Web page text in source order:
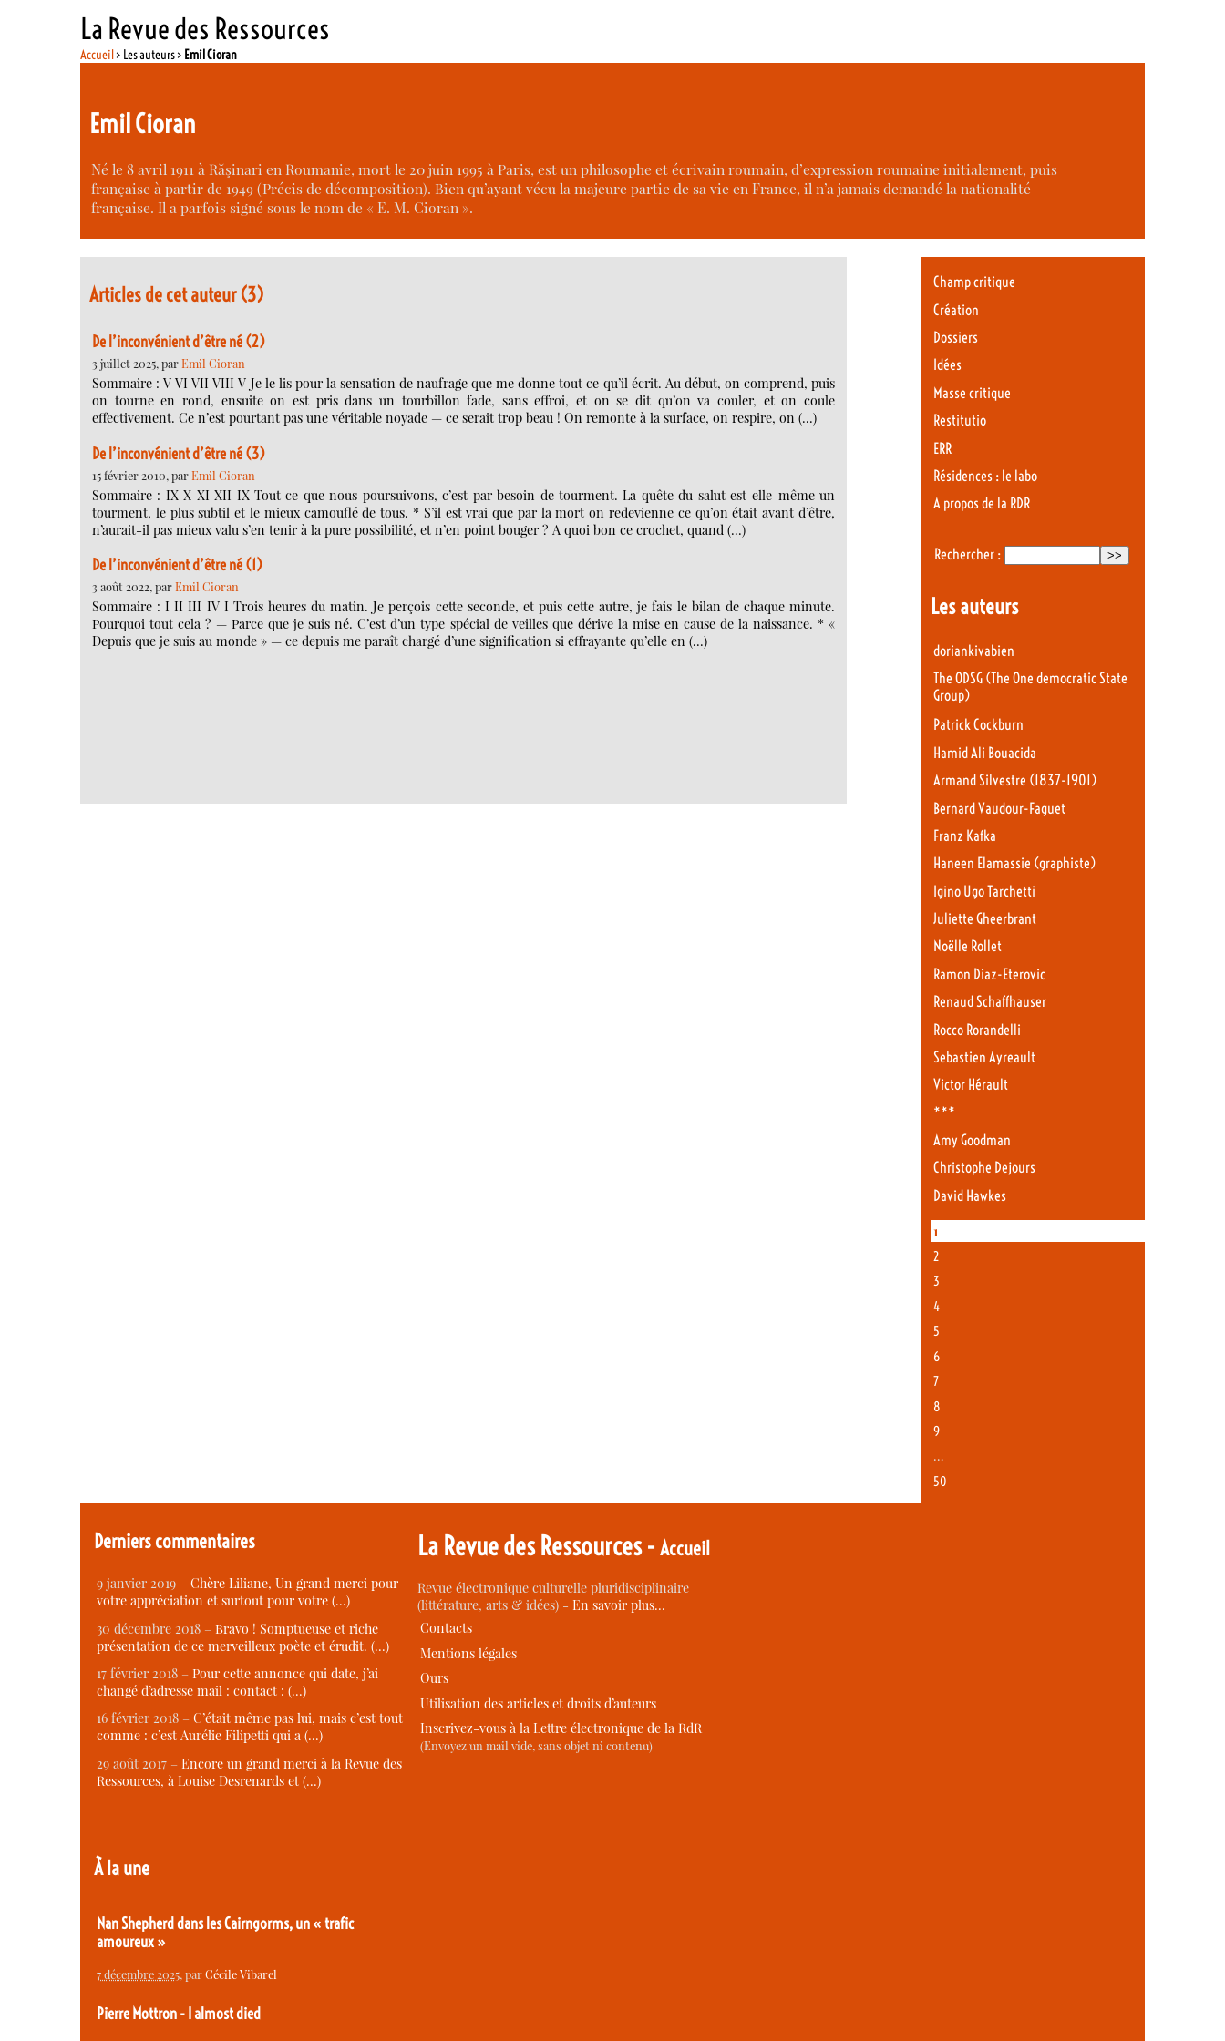
La Revue des Ressources
Accueil> Les auteurs > Emil Cioran
Emil Cioran
Né le 8 avril 1911 à Răşinari en Roumanie, mort le 20 juin 1995 à Paris, est un philosophe et écrivain roumain, d’expression roumaine initialement, puis
française à partir de 1949 (Précis de décomposition). Bien qu’ayant vécu la majeure partie de sa vie en France, il n’a jamais demandé la nationalité
française. Il a parfois signé sous le nom de « E. M. Cioran ».
Articles de cet auteur (3)
De l’inconvénient d’être né (2)
3 juillet 2025, parEmil Cioran
Sommaire : V VI VII VIII V Je le lis pour la sensation de naufrage que me donne tout ce qu’il écrit. Au début, on comprend, puis
on tourne en rond, ensuite on est pris dans un tourbillon fade, sans effroi, et on se dit qu’on va couler, et on coule
effectivement. Ce n’est pourtant pas une véritable noyade — ce serait trop beau ! On remonte à la surface, on respire, on (…)
De l’inconvénient d’être né (3)
15 février 2010, parEmil Cioran
Sommaire : IX X XI XII IX Tout ce que nous poursuivons, c’est par besoin de tourment. La quête du salut est elle-même un
tourment, le plus subtil et le mieux camouflé de tous. * S’il est vrai que par la mort on redevienne ce qu’on était avant d’être,
n’aurait-il pas mieux valu s’en tenir à la pure possibilité, et n’en point bouger ? A quoi bon ce crochet, quand (…)
De l’inconvénient d’être né (1)
3 août 2022, parEmil Cioran
Sommaire : I II III IV I Trois heures du matin. Je perçois cette seconde, et puis cette autre, je fais le bilan de chaque minute.
Pourquoi tout cela ? — Parce que je suis né. C’est d’un type spécial de veilles que dérive la mise en cause de la naissance. * «
Depuis que je suis au monde » — ce depuis me paraît chargé d’une signification si effrayante qu’elle en (…)
Champ critique
Création
Dossiers
Idées
Masse critique
Restitutio
ERR
Résidences : le labo
A propos de la RDR
Rechercher :
Les auteurs
doriankivabien
The ODSG (The One democratic State
Group)
Patrick Cockburn
Hamid Ali Bouacida
Armand Silvestre (1837-1901)
Bernard Vaudour-Faguet
Franz Kafka
Haneen Elamassie (graphiste)
Igino Ugo Tarchetti
Juliette Gheerbrant
Noëlle Rollet
Ramon Diaz-Eterovic
Renaud Schaffhauser
Rocco Rorandelli
Sebastien Ayreault
Victor Hérault
***
Amy Goodman
Christophe Dejours
David Hawkes
1
2
3
4
5
6
7
8
9
…
50
Derniers commentaires
9 janvier 2019 – Chère Liliane, Un grand merci pour
votre appréciation et surtout pour votre (…)
30 décembre 2018 – Bravo ! Somptueuse et riche
présentation de ce merveilleux poète et érudit. (…)
17 février 2018 – Pour cette annonce qui date, j’ai
changé d’adresse mail : contact : (…)
16 février 2018 – C’était même pas lui, mais c’est tout
comme : c’est Aurélie Filipetti qui a (…)
29 août 2017 – Encore un grand merci à la Revue des
Ressources, à Louise Desrenards et (…)
À la une
Nan Shepherd dans les Cairngorms, un « trafic
amoureux »
7 décembre 2025, parCécile Vibarel
Pierre Mottron - I almost died
La Revue des Ressources -Accueil
Revue électronique culturelle pluridisciplinaire
(littérature, arts & idées) -En savoir plus…
Contacts
Mentions légales
Ours
Utilisation des articles et droits d’auteurs
Inscrivez-vous à la Lettre électronique de la RdR
(Envoyez un mail vide, sans objet ni contenu)